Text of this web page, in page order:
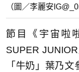
（圖／李麗安
節目《宇宙啦
SUPER
「牛奶」葉乃